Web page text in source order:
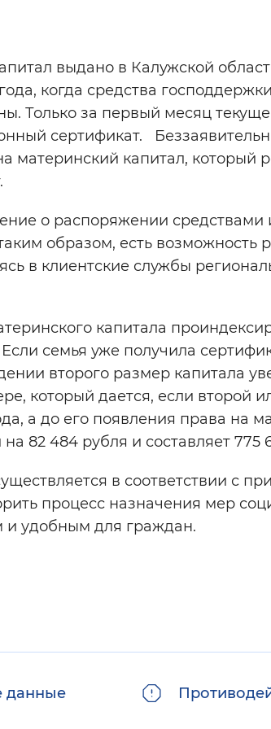
Остановить
выдано в Калужской
когда средства
Только за первый месяц
сертификат.
материнский капитал, который
о распоряжении средствами
образом, есть возможность
в клиентские службы
капитала
семья уже получила
второго размер капитала
который дается, если второй
а до его появления права на
82 484 рубля и составляет 775
в соответствии с
процесс назначения мер
и удобным для граждан.
данные